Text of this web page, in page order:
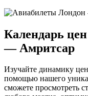
Календарь
— Амритсар
Изучайте динамику
помощью нашего
сможете просмотреть